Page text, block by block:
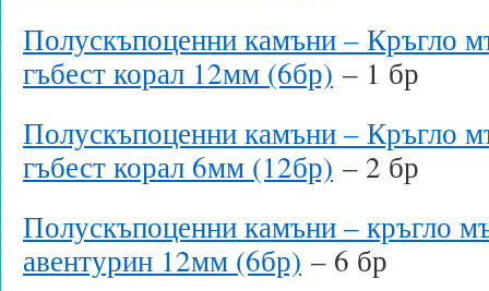
Полускъпоценни камъни – Кръгло
гъбест корал 12мм (6бр) – 1 бр
Полускъпоценни камъни – Кръгло
гъбест корал 6мм (12бр) – 2 бр
Полускъпоценни камъни – кръгло
авентурин 12мм (6бр) – 6 бр